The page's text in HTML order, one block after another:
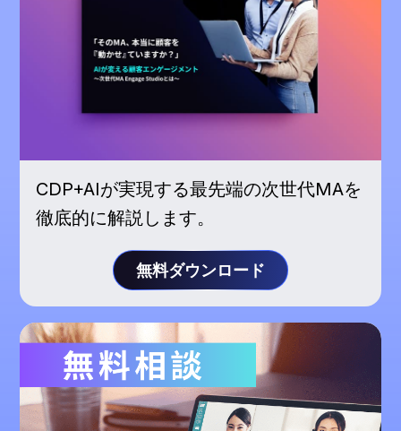
CDP+AIが実現する最先端の次世代MAを
徹底的に解説します。
無料ダウンロード